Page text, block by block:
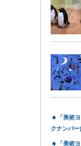
➧
「美術
クナンバ
「美術